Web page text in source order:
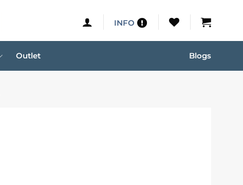
INFO
Outlet Blogs